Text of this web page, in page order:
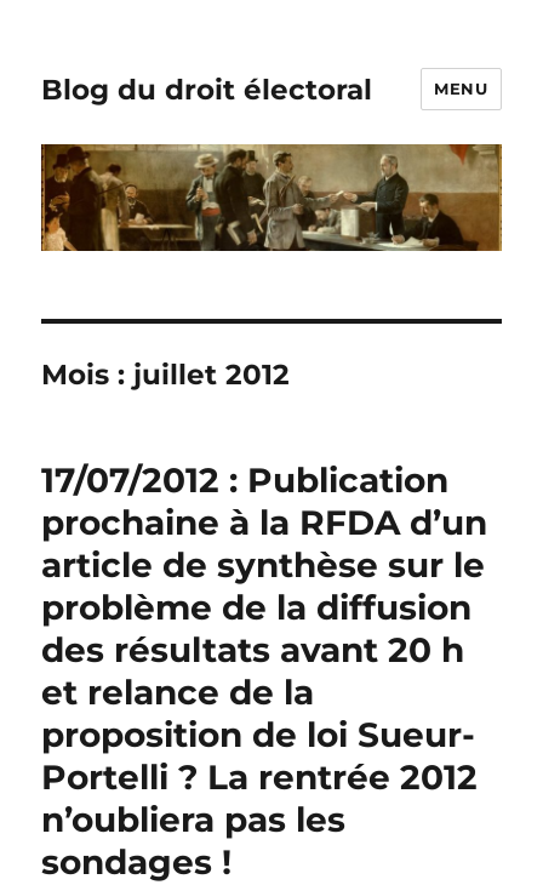
Blog du droit électoral MENU
Mois : juillet 2012
17/07/2012 : Publication
prochaine à la RFDA d’un
article de synthèse sur le
problème de la diffusion
des résultats avant 20 h
et relance de la
proposition de loi Sueur-
Portelli ? La rentrée 2012
n’oubliera pas les
sondages !